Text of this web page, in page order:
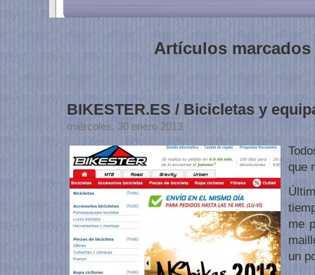
Artículos marcados
BIKESTER.ES / Bicicletas y
miércoles, 30 enero 2013
que
me
un